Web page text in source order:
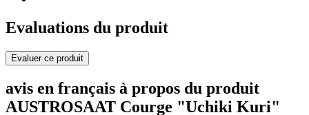
Evaluations du produit
Evaluer ce produit
avis en français à propos du produit
AUSTROSAAT Courge "Uchiki Kuri"